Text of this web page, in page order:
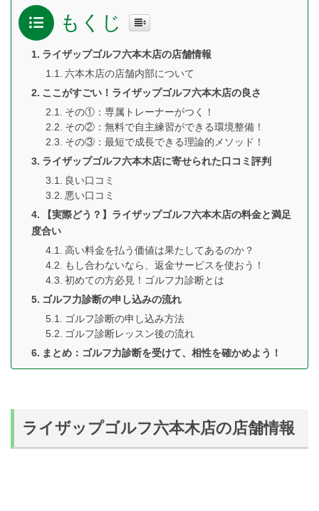
もくじ
ライザップゴルフ六本木店の店舗情報
六本木店の店舗内部について
ここがすごい！ライザップゴルフ六本木店の良さ
その①：専属トレーナーがつく！
その②：無料で自主練習ができる環境整備！
その③：最短で成長できる理論的メソッド！
ライザップゴルフ六本木店に寄せられた口コミ評判
良い口コミ
悪い口コミ
【実際どう？】ライザップゴルフ六本木店の料金と満足
度合い
高い料金を払う価値は果たしてあるのか？
もし合わないなら、返金サービスを使おう！
初めての方必見！ゴルフ力診断とは
ゴルフ力診断の申し込みの流れ
ゴルフ診断の申し込み方法
ゴルフ診断レッスン後の流れ
まとめ：ゴルフ力診断を受けて、相性を確かめよう！
ライザップゴルフ六本木店の店舗情報